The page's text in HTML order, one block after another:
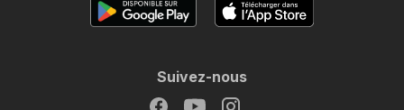
Suivez-nous